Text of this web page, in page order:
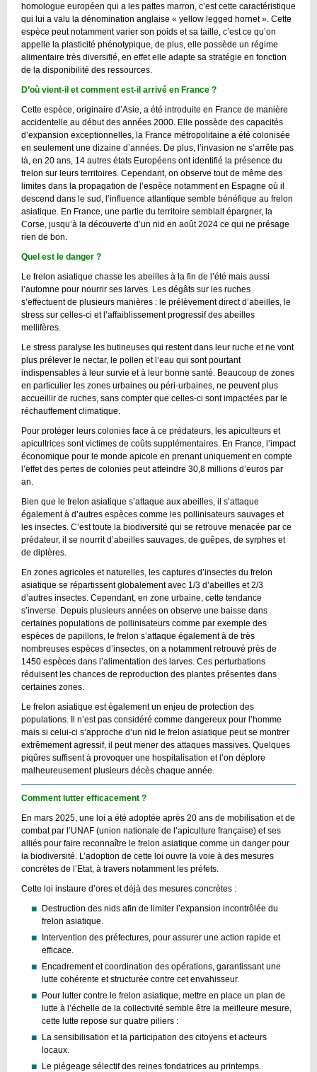
homologue européen qui a les pattes marron, c’est cette caractéristique
qui lui a valu la dénomination anglaise « yellow legged hornet ». Cette
espèce peut notamment varier son poids et sa taille, c’est ce qu’on
appelle la plasticité phénotypique, de plus, elle possède un régime
alimentaire très diversifié, en effet elle adapte sa stratégie en fonction
de la disponibilité des ressources.
D’où vient-il et comment est-il arrivé en France ?
Cette espèce, originaire d’Asie, a été introduite en France de manière
accidentelle au début des années 2000. Elle possède des capacités
d’expansion exceptionnelles, la France métropolitaine a été colonisée
en seulement une dizaine d’années. De plus, l’invasion ne s’arrête pas
là, en 20 ans, 14 autres états Européens ont identifié la présence du
frelon sur leurs territoires. Cependant, on observe tout de même des
limites dans la propagation de l’espèce notamment en Espagne où il
descend dans le sud, l’influence atlantique semble bénéfique au frelon
asiatique. En France, une partie du territoire semblait épargner, la
Corse, jusqu’à la découverte d’un nid en août 2024 ce qui ne présage
rien de bon.
Quel est le danger ?
Le frelon asiatique chasse les abeilles à la fin de l’été mais aussi
l’automne pour nourrir ses larves. Les dégâts sur les ruches
s’effectuent de plusieurs manières : le prélèvement direct d’abeilles, le
stress sur celles-ci et l’affaiblissement progressif des abeilles
mellifères.
Le stress paralyse les butineuses qui restent dans leur ruche et ne vont
plus prélever le nectar, le pollen et l’eau qui sont pourtant
indispensables à leur survie et à leur bonne santé. Beaucoup de zones
en particulier les zones urbaines ou péri-urbaines, ne peuvent plus
accueillir de ruches, sans compter que celles-ci sont impactées par le
réchauffement climatique.
Pour protéger leurs colonies face à ce prédateurs, les apiculteurs et
apicultrices sont victimes de coûts supplémentaires. En France, l’impact
économique pour le monde apicole en prenant uniquement en compte
l’effet des pertes de colonies peut atteindre 30,8 millions d’euros par
an.
Bien que le frelon asiatique s’attaque aux abeilles, il s’attaque
également à d’autres espèces comme les pollinisateurs sauvages et
les insectes. C’est toute la biodiversité qui se retrouve menacée par ce
prédateur, il se nourrit d’abeilles sauvages, de guêpes, de syrphes et
de diptères.
En zones agricoles et naturelles, les captures d’insectes du frelon
asiatique se répartissent globalement avec 1/3 d’abeilles et 2/3
d’autres insectes. Cependant, en zone urbaine, cette tendance
s’inverse. Depuis plusieurs années on observe une baisse dans
certaines populations de pollinisateurs comme par exemple des
espèces de papillons, le frelon s’attaque également à de très
nombreuses espèces d’insectes, on a notamment retrouvé près de
1450 espèces dans l’alimentation des larves. Ces perturbations
réduisent les chances de reproduction des plantes présentes dans
certaines zones.
Le frelon asiatique est également un enjeu de protection des
populations. Il n’est pas considéré comme dangereux pour l’homme
mais si celui-ci s’approche d’un nid le frelon asiatique peut se montrer
extrêmement agressif, il peut mener des attaques massives. Quelques
piqûres suffisent à provoquer une hospitalisation et l’on déplore
malheureusement plusieurs décès chaque année.
Comment lutter efficacement ?
En mars 2025, une loi a été adoptée après 20 ans de mobilisation et de
combat par l’UNAF (union nationale de l’apiculture française) et ses
alliés pour faire reconnaître le frelon asiatique comme un danger pour
la biodiversité. L’adoption de cette loi ouvre la voie à des mesures
concrètes de l’Etat, à travers notamment les préfets.
Cette loi instaure d’ores et déjà des mesures concrètes :
Destruction des nids afin de limiter l’expansion incontrôlée du
frelon asiatique.
Intervention des préfectures, pour assurer une action rapide et
efficace.
Encadrement et coordination des opérations, garantissant une
lutte cohérente et structurée contre cet envahisseur.
Pour lutter contre le frelon asiatique, mettre en place un plan de
lutte à l’échelle de la collectivité semble être la meilleure mesure,
cette lutte repose sur quatre piliers :
La sensibilisation et la participation des citoyens et acteurs
locaux.
Le piégeage sélectif des reines fondatrices au printemps.